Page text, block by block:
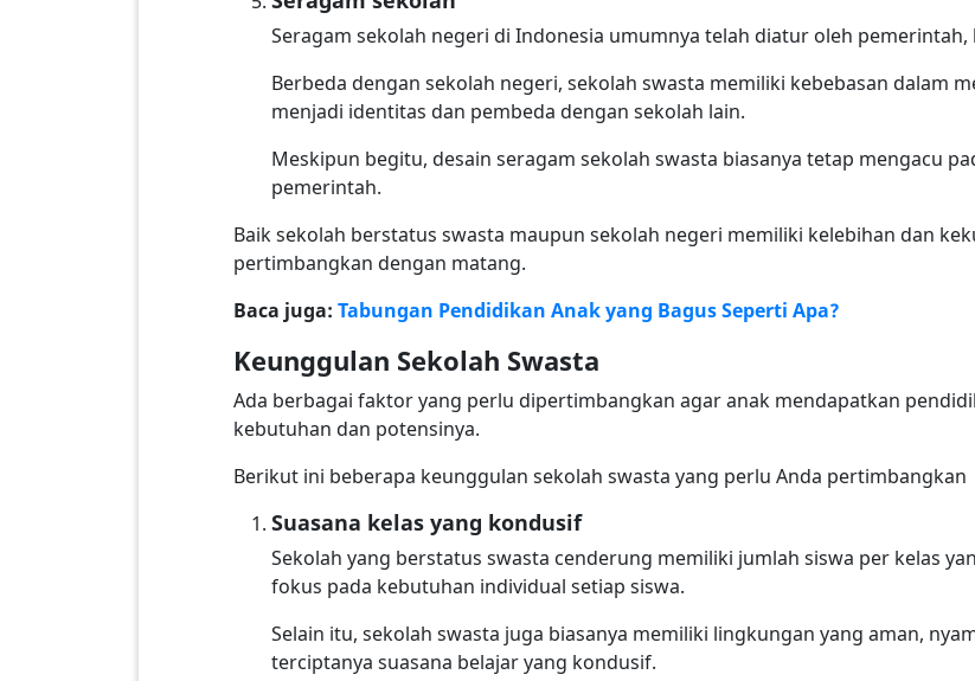
Seragam sekolah negeri di Indonesia umumnya telah diatur oleh
Berbeda dengan sekolah negeri, sekolah swasta memiliki kebebasan dalam
menjadi identitas dan pembeda dengan sekolah lain.
Meskipun begitu, desain seragam sekolah swasta biasanya tetap mengacu
pemerintah.
Baik sekolah berstatus swasta maupun sekolah negeri memiliki kelebihan dan
pertimbangkan dengan matang.
Baca juga: Tabungan Pendidikan Anak yang Bagus Seperti Apa?
Keunggulan Sekolah Swasta
Ada berbagai faktor yang perlu dipertimbangkan agar anak mendapatkan
kebutuhan dan potensinya.
Berikut ini beberapa keunggulan sekolah swasta yang perlu Anda pertimbangkan
Suasana kelas yang kondusif
Sekolah yang berstatus swasta cenderung memiliki jumlah siswa per kelas
fokus pada kebutuhan individual setiap siswa.
Selain itu, sekolah swasta juga biasanya memiliki lingkungan yang aman,
terciptanya suasana belajar yang kondusif.